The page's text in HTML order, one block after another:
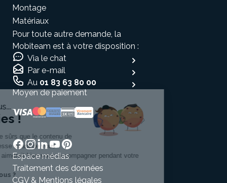
Montage
Matériaux
Pour toute autre demande, la
Mobiteam est à votre disposition :
Via le chat
Par e-mail
Au 01 83 63 80 00
Moyen de paiement
Espace médias
Traitement des données
CGV & Mentions légales
Salut c'est nous...
les Cookies !
On a attendu d'être sûrs que le contenu de
ce site vous intéresse avant de vous
déranger, mais on aimerait bien vous accompagner pendant votre
visite...
C'est OK pour vous ?